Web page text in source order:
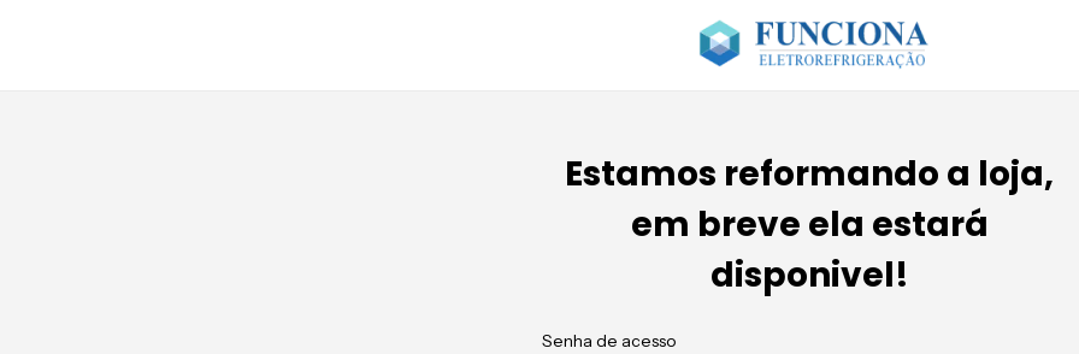
Estamos reformando a loja,
em breve ela estará
disponivel!
Senha de acesso